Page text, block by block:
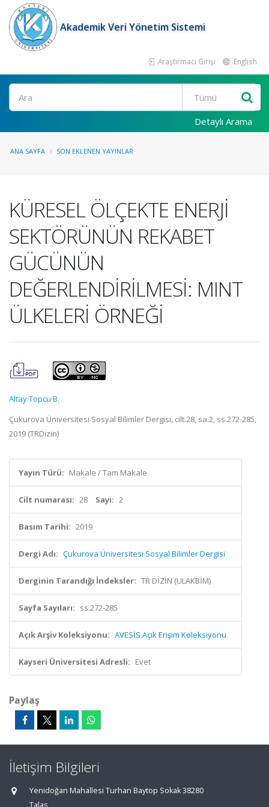
Akademik Veri Yönetim Sistemi
Araştırmacı Girişi English
Ara
Detaylı Arama
ANA SAYFA SON EKLENEN YAYINLAR
KÜRESEL ÖLÇEKTE ENERJİ
SEKTÖRÜNÜN REKABET
GÜCÜNÜN
DEĞERLENDİRİLMESİ: MINT
ÜLKELERİ ÖRNEĞİ
Altay Topcu B.
Çukurova Üniversitesi Sosyal Bilimler Dergisi, cilt.28, sa.2, ss.272-285,
2019 (TRDizin)
Yayın Türü: Makale / Tam Makale
Cilt numarası: 28 Sayı: 2
Basım Tarihi: 2019
Dergi Adı: Çukurova Üniversitesi Sosyal Bilimler Dergisi
Derginin Tarandığı İndeksler: TR DİZİN (ULAKBİM)
Sayfa Sayıları: ss.272-285
Açık Arşiv Koleksiyonu: AVESİS Açık Erişim Koleksiyonu
Kayseri Üniversitesi Adresli: Evet
Paylaş
İletişim Bilgileri
Yenidoğan Mahallesi Turhan Baytop Sokak 38280
Talas